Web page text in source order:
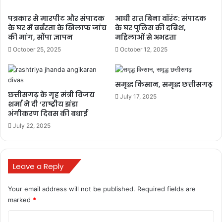
पत्रकार से मारपीट और संपादक
के घर में बर्बरता के खिलाफ जांच
की मांग, सौंपा ज्ञापन
October 25, 2025
आधी रात बिना वॉरंट: संपादक
के घर पुलिस की दबिश,
महिलाओं से अभद्रता
October 12, 2025
छत्तीसगढ़ के गृह मंत्री विजय
शर्मा ने दी ‘राष्ट्रीय झंडा
अंगीकरण दिवस की बधाई
July 22, 2025
समृद्ध किसान, समृद्ध छत्तीसगढ़
July 17, 2025
Leave a Reply
Your email address will not be published. Required fields are
marked *